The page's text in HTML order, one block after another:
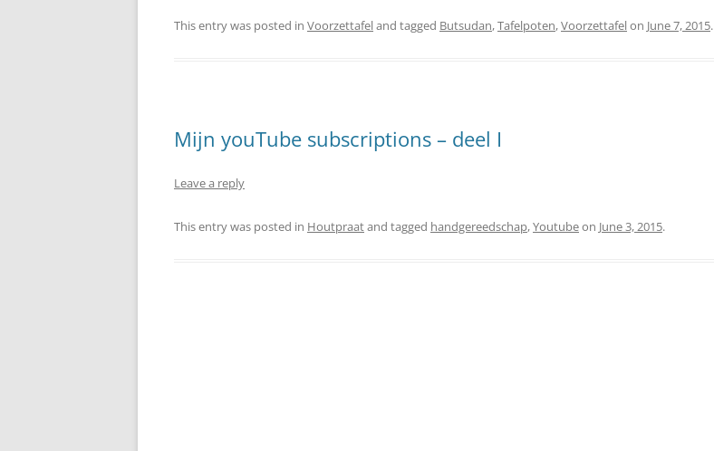
This entry was posted in Voorzettafeland tagged Butsudan,Tafelpoten,Voorzettafelon June 7, 2015.
Mijn youTube subscriptions – deel I
Leave a reply
This entry was posted in Houtpraatand tagged handgereedschap,Youtubeon June 3, 2015.